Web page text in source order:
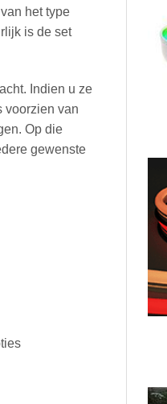
het type
is de set
Indien u ze
voorzien van
Op die
gewenste